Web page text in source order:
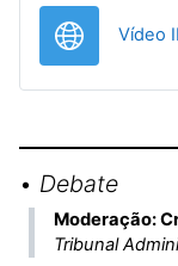
Vídeo II
• Debate
Moderação:
Tribunal